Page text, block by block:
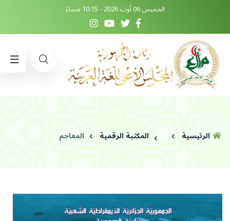
الخميس 06 أوت 2026 - 10:15 مساءً
الرئيسية المكتبة الرقمية المعاجم